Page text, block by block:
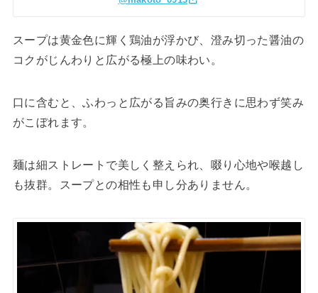
スープは黄金色に輝く鶏油が浮かび、澄み切った醤油の
コクがじんわりと広がる極上の味わい。
口に含むと、ふわっと広がる旨みの奥行きに思わず笑み
がこぼれます。
麺は細ストレートで美しく整えられ、啜り心地や喉越し
も抜群。スープとの相性も申し分ありません。